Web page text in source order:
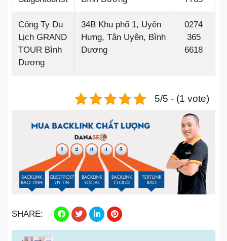
Công Ty Du
Lịch GRAND
TOUR Bình
Dương
34B Khu phố 1, Uyên
Hưng, Tân Uyên, Bình
Dương
0274
365
6618
5/5 - (1 vote)
SHARE: